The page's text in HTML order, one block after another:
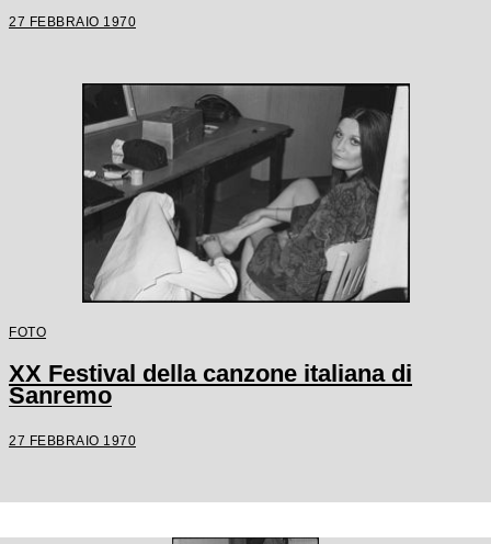
27 FEBBRAIO 1970
FOTO
XX Festival della canzone italiana di
Sanremo
27 FEBBRAIO 1970